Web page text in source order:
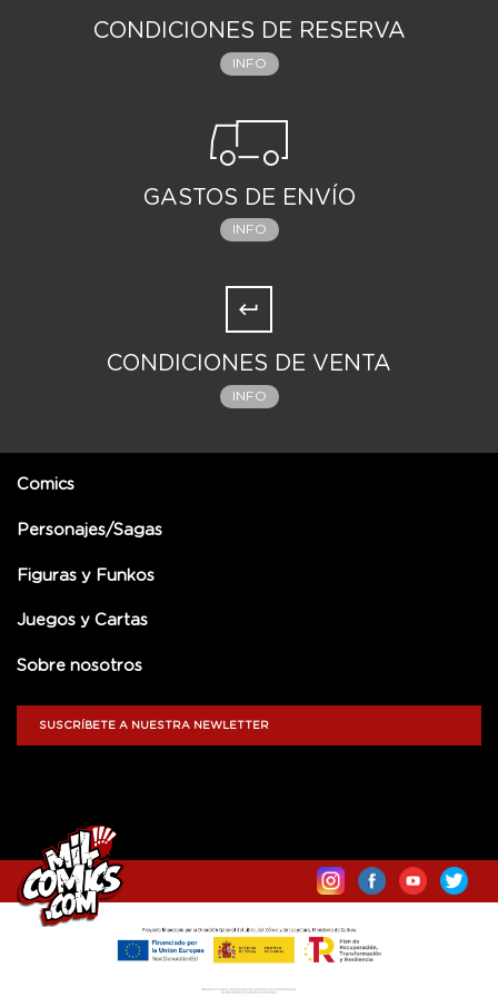
CONDICIONES DE RESERVA
INFO
GASTOS DE ENVÍO
INFO
CONDICIONES DE VENTA
INFO
Comics
Personajes/Sagas
Figuras y Funkos
Juegos y Cartas
Sobre nosotros
SUSCRÍBETE A NUESTRA NEWLETTER